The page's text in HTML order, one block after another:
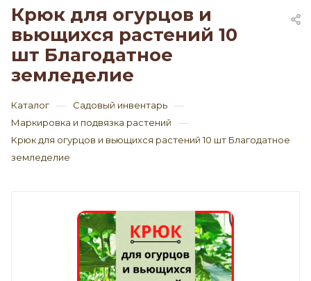
Крюк для огурцов и
вьющихся растений 10
шт Благодатное
земледелие
Каталог — Садовый инвентарь —
Маркировка и подвязка растений —
Крюк для огурцов и вьющихся растений 10 шт Благодатное
земледелие